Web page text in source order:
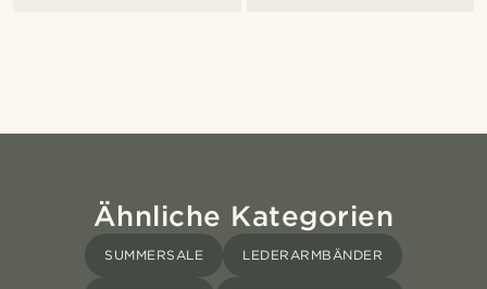
Ähnliche Kategorien
SUMMERSALE LEDERARMBÄNDER